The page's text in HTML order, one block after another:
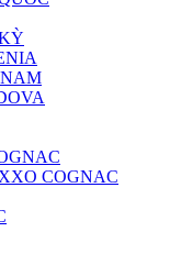
COGNAC